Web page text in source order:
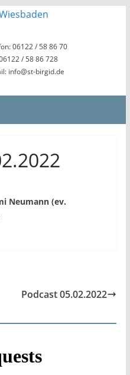
06122 / 58 86 70
/ 58 86 728
info@st-birgid.de
Neumann (ev.
Podcast 05.02.2022